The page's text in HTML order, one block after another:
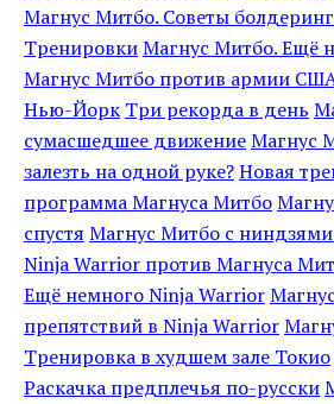
Магнус Митбо. Советы
ТренировкиМагнус Митбо. Ещё
Магнус Митбо против армии
Нью-Йорк Три рекорда в день
сумасшедшее движениеМагнус
залезть на одной руке?Новая
программа Магнуса Митбо
спустя Магнус Митбо с
Ninja Warrior против Магнуса
Ещё немного Ninja Warrior
препятствий в Ninja Warrior
Тренировка в худшем зале Токио
Раскачка предплечья по-русски